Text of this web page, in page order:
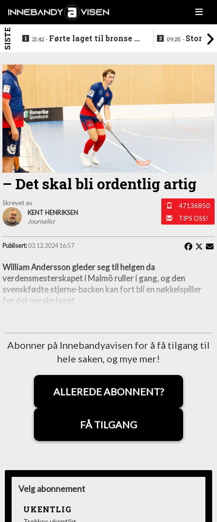
SISTE 21:42 - Førte laget til bronse -
09:25 -
–⁠ Det skal bli ordentlig artig
Skrevet av
KENT HENRIKSEN
Journalist
47136850
TIPS OSS!
Publisert: 03.12.2024 16:57
William Andersson gleder seg til helgen da
verdensmesterskapet i Malmö ruller i gang, og den
svenskfødte stjerne-backen kan fort bli en nøkkelspiller
for det norske laget.
Abonner på Innebandyavisen for å få tilgang til
hele saken, og mye mer!
ALLEREDE ABONNENT?
FÅ TILGANG
Velg abonnement
UKENTLIG